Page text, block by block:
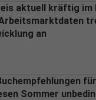
aktuell kräftig im
an
Sommer